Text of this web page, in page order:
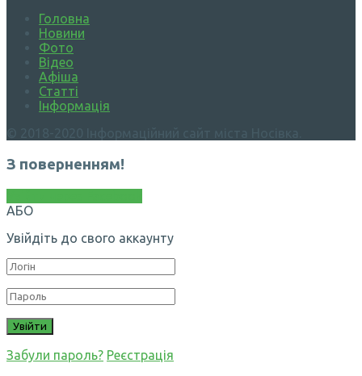
Головна
Новини
Фото
Відео
Афіша
Статті
Інформація
З поверненням!
АБО
Увійдіть до свого аккаунту
Забули пароль? Реєстрація